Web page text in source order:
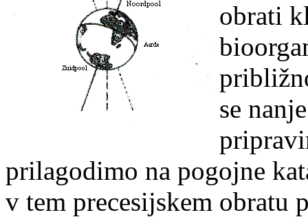
obrati
se
prilagodimo na pogojne
v tem precesijskem obratu